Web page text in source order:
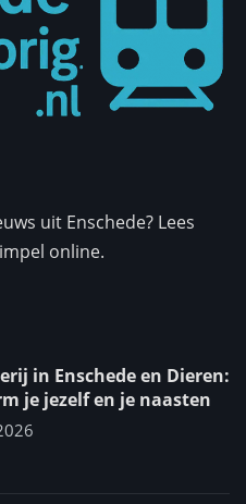
uit Enschede? Lees
online.
in Enschede en Dieren:
je jezelf en je naasten